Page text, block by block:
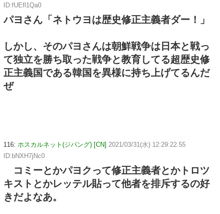
ID:fUEfl1Qa0
パヨさん「ネトウヨは歴史修正主義者ダー！」
しかし、そのパヨさんは朝鮮戦争は日本と戦っ
て独立を勝ち取った戦争と教育してる超歴史修
正主義国である韓国を異様に持ち上げてるんだ
ぜ
116: ホスカルネット(ジパング) [CN] 2021/03/31(水) 12:29:22.55
ID:bNXH7jNc0
コミーとかパヨクって修正主義者とかトロツ
キストとかレッテル貼って他者を排斥するの好
きだよなあ。